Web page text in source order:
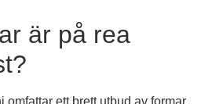
är på rea
omfattar ett brett utbud av formar,